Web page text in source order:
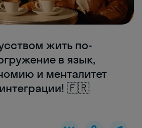
жить по-
в язык,
и менталитет
🇫🇷